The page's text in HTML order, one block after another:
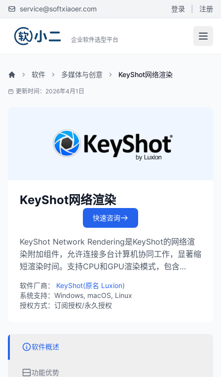
service@softxiaoer.com 登录 注册
企业软件选型平台
软件 多媒体与创意 KeyShot网络渲染
更新时间：2026年4月1日
KeyShot网络渲染
快速咨询
KeyShot Network Rendering是KeyShot的网络渲
染附加组件，允许连接多台计算机协同工作，显著缩
短渲染时间。支持CPU和GPU渲染模式，包含
Windows、macOS和Linux系统，提供作业队列管
理、优先级设置、动态核心分配等功能，适合需要大
软件厂商： KeyShot(原名 Luxion)
系统支持：Windows, macOS, Linux
授权方式：订阅授权/永久授权
软件概述
功能优势